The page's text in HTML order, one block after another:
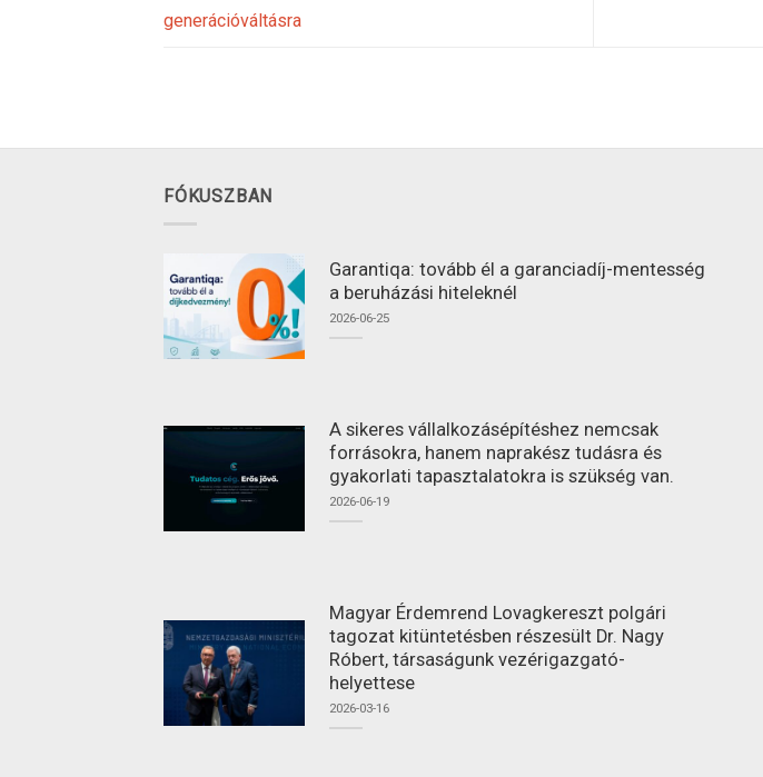
generációváltásra
FÓKUSZBAN
Garantiqa: tovább él a garanciadíj-mentesség
a beruházási hiteleknél
2026-06-25
A sikeres vállalkozásépítéshez nemcsak
forrásokra, hanem naprakész tudásra és
gyakorlati tapasztalatokra is szükség van.
2026-06-19
Magyar Érdemrend Lovagkereszt polgári
tagozat kitüntetésben részesült Dr. Nagy
Róbert, társaságunk vezérigazgató-
helyettese
2026-03-16